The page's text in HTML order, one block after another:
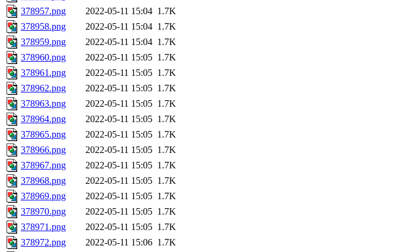
378957.png
2022-05-11 15:04 1.7K
378958.png
2022-05-11 15:04 1.7K
378959.png
2022-05-11 15:04 1.7K
378960.png
2022-05-11 15:05 1.7K
378961.png
2022-05-11 15:05 1.7K
378962.png
2022-05-11 15:05 1.7K
378963.png
2022-05-11 15:05 1.7K
378964.png
2022-05-11 15:05 1.7K
378965.png
2022-05-11 15:05 1.7K
378966.png
2022-05-11 15:05 1.7K
378967.png
2022-05-11 15:05 1.7K
378968.png
2022-05-11 15:05 1.7K
378969.png
2022-05-11 15:05 1.7K
378970.png
2022-05-11 15:05 1.7K
378971.png
2022-05-11 15:05 1.7K
378972.png
2022-05-11 15:06 1.7K